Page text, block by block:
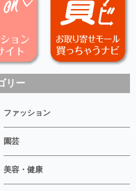
リー
ファッション
園芸
美容・健康